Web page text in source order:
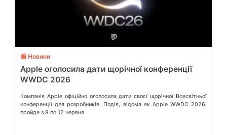
💬
📰 Новини
Apple оголосила дати щорічної конференції
WWDC 2026
Компанія Apple офіційно оголосила дати своєї щорічної Всесвітньої
конференції для розробників. Подія, відома як Apple WWDC 2026,
пройде з 8 по 12 червня.